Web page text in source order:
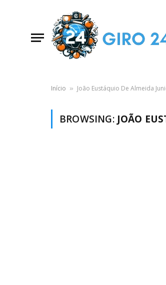
Início » João Eustáquio De Almeida
BROWSING: JOÃO